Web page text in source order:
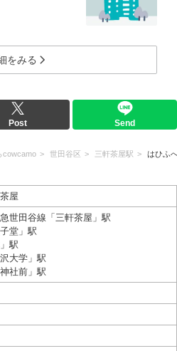
をみる
Post Send
cowcamo 世田谷区 三軒茶屋駅 はひふ
屋
世田谷線「三軒茶屋」駅
堂」駅
駅
大学」駅
社前」駅